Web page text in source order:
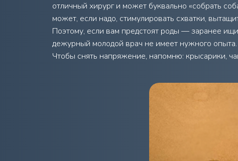
отличный хирург и может буквально «собрать
может, если надо, стимулировать схватки,
Поэтому, если вам предстоят роды — заранее
дежурный молодой врач не имеет нужного опыта.
Чтобы снять напряжение, напомню: крысарики,